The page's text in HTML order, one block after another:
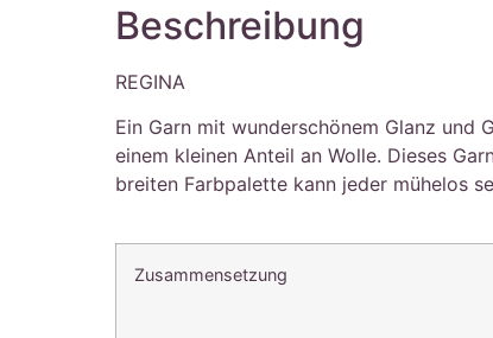
Beschreibung
REGINA
Ein Garn mit wunderschönem Glanz und
einem kleinen Anteil an Wolle. Dieses
breiten Farbpalette kann jeder mühelos
Zusammensetzung